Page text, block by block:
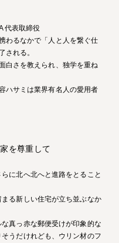
代表取締役
わるなかで「人と人を繋ぐ仕
される。
白さを教えられ、独学を重ね
ハサミは業界有名人の愛用者
を尊重して
に北へ北へと進路をとること
る新しい住宅が立ち並ぶなか
真っ赤な郵便受けが印象的な
うだけれども、ウリン材のフ